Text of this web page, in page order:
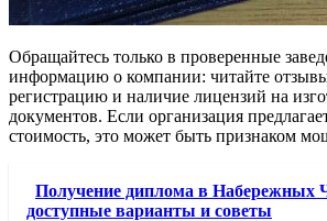
Обращайтесь только в проверенные
информацию о компании: читайте
регистрацию и наличие лицензий на
документов. Если организация
стоимость, это может быть признаком
Получение диплома в Набережных
доступные варианты и советы